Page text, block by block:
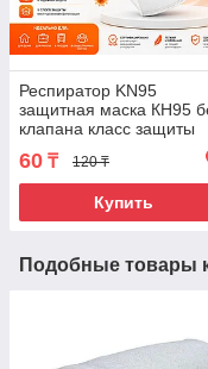
Респиратор KN95
защитная маска КН95
клапана класс защиты
FFP1. KN95
60 ₸ 120 ₸
Купить
Подобные товары